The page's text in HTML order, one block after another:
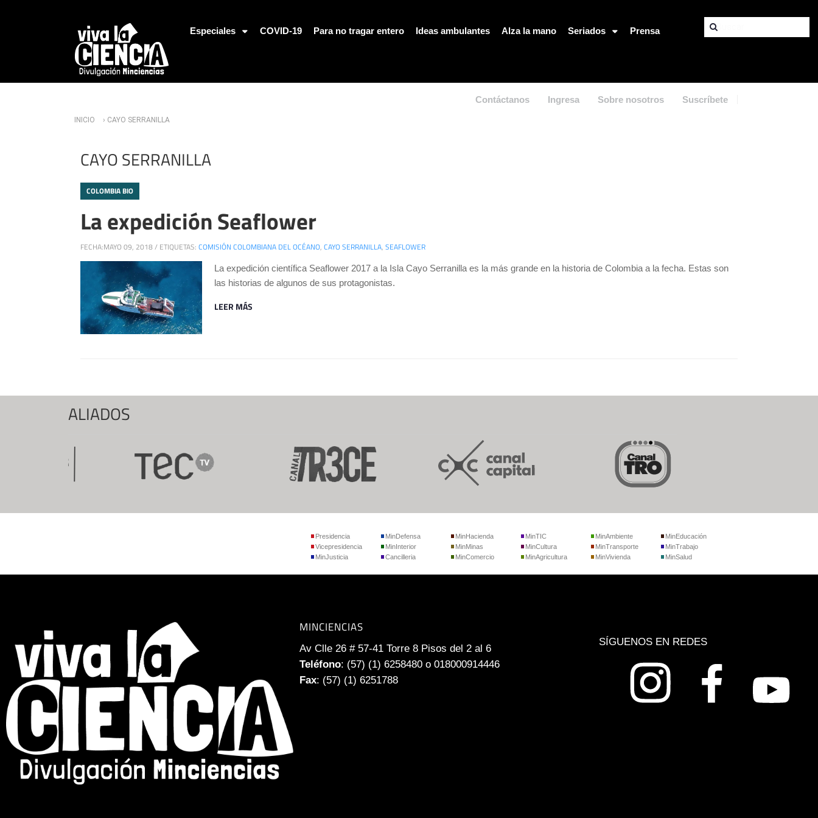
Especiales COVID-19 Para no tragar entero Ideas ambulantes Alza la mano Seriados Prensa
Contáctanos Ingresa Sobre nosotros Suscríbete
Usted está aquí
INICIO › CAYO SERRANILLA
CAYO SERRANILLA
COLOMBIA BIO
La expedición Seaflower
FECHA:MAYO 09, 2018/ ETIQUETAS: COMISIÓN COLOMBIANA DEL OCÉANO, CAYO SERRANILLA, SEAFLOWER
La expedición científica Seaflower 2017 a la Isla Cayo Serranilla es la más grande en la historia de Colombia a la fecha. Estas son
las historias de algunos de sus protagonistas.
LEER MÁS
ALIADOS
Presidencia
Vicepresidencia
MinJusticia
MinDefensa
MinInterior
Cancilleria
MinHacienda
MinMinas
MinComercio
MinTIC
MinCultura
MinAgricultura
MinAmbiente
MinTransporte
MinVivienda
MinEducación
MinTrabajo
MinSalud
MINCIENCIAS
Av Clle 26 # 57-41 Torre 8 Pisos del 2 al 6
Teléfono: (57) (1) 6258480 o 018000914446
Fax: (57) (1) 6251788
SÍGUENOS EN REDES